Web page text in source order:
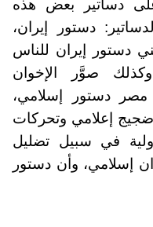
دساتير بعض هذه
دستور إيران،
دستور إيران للناس
صوَّر الإخوان
دستور إسلامي،
إعلامي وتحركات
في سبيل تضليل
إسلامي، وأن دستور